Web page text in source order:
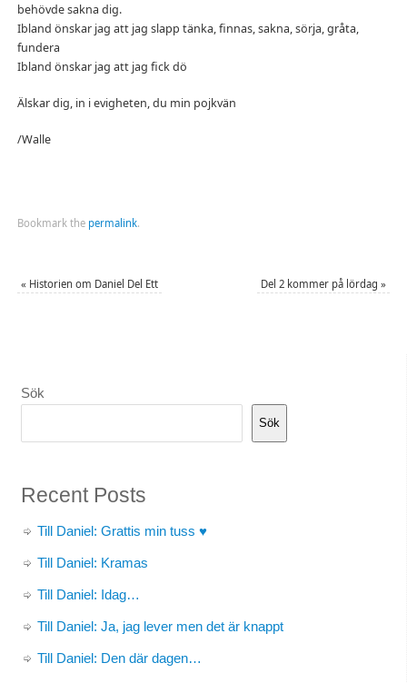
behövde sakna dig.
Ibland önskar jag att jag slapp tänka, finnas, sakna, sörja, gråta,
fundera
Ibland önskar jag att jag fick dö
Älskar dig, in i evigheten, du min pojkvän
/Walle
Bookmark the permalink.
« Historien om Daniel Del Ett Del 2 kommer på lördag»
Sök
Sök
Recent Posts
Till Daniel: Grattis min tuss ♥
Till Daniel: Kramas
Till Daniel: Idag…
Till Daniel: Ja, jag lever men det är knappt
Till Daniel: Den där dagen…